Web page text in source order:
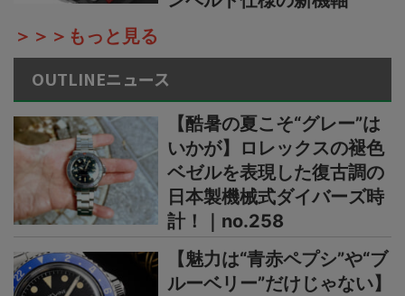
＞＞＞もっと見る
OUTLINEニュース
【酷暑の夏こそ“グレー”は
いかが】ロレックスの褪色
ベゼルを表現した復古調の
日本製機械式ダイバーズ時
計！｜no.258
【魅力は“青赤ペプシ”や“ブ
ルーベリー”だけじゃない】